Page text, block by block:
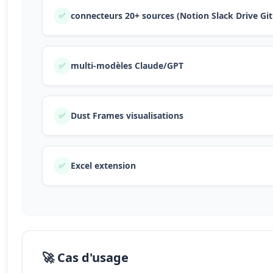
✅ connecteurs 20+ sources (Notion Slack Drive
✅ multi-modèles Claude/GPT
✅ Dust Frames visualisations
✅ Excel extension
🚀 Cas d'usage